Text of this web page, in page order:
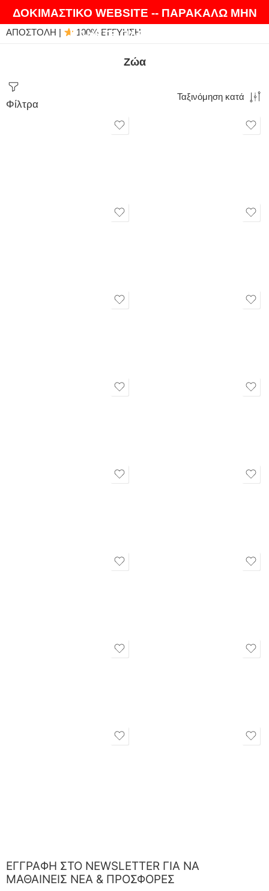
ΔΟΚΙΜΑΣΤΙΚΟ WEBSITE -- ΠΑΡΑΚΑΛΩ ΜΗΝ
ΚΑΝΕΤΕ ΠΑΡΑΓΓΕΛΙΕΣ
ΘΑ ΛΑΤΡΕΨΕΤΕ ΤΑ ΠΡΟΪΟΝΤΑ ΜΑΣ | EXPRESS
ΑΠΟΣΤΟΛΗ | 100% ΕΓΓΥΗΣΗ
Ζώα
Φίλτρα
Ταξινόμηση κατά
ΕΓΓΡΑΦΗ ΣΤΟ NEWSLETTER ΓΙΑ ΝΑ
ΜΑΘΑΙΝΕΙΣ ΝΕΑ & ΠΡΟΣΦΟΡΕΣ